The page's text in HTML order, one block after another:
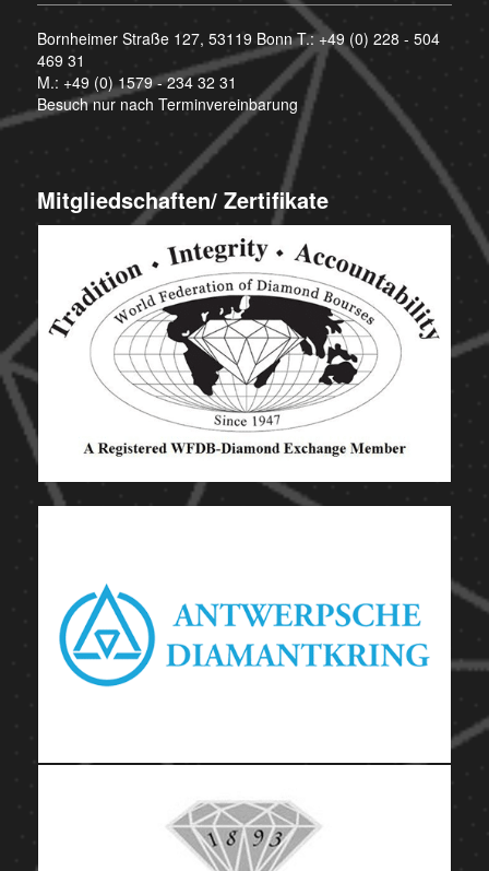
Bornheimer Straße 127, 53119 Bonn T.:+49 (0) 228 - 504
469 31
M.: +49 (0) 1579 - 234 32 31
Besuch nur nach Terminvereinbarung
Mitgliedschaften/ Zertifikate